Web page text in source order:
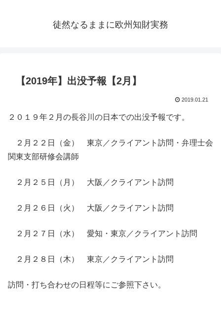
徒然なるままに欧州知財実務
【2019年】出没予報【2月】
2019.01.21
２０１９年２月の長谷川の日本での出没予報です。
２月２２日（金） 東京／クライアント訪問・弁理士会
関東支部研修会講師
２月２５日（月） 大阪／クライアント訪問
２月２６日（火） 大阪／クライアント訪問
２月２７日（水） 愛知・東京／クライアント訪問
２月２８日（木） 東京／クライアント訪問
訪問・打ち合わせの日程等にご参照下さい。